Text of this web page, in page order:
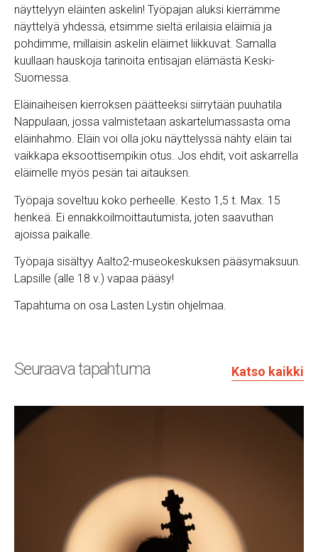
näyttelyyn eläinten askelin! Työpajan aluksi kierrämme
näyttelyä yhdessä, etsimme sieltä erilaisia eläimiä ja
pohdimme, millaisin askelin eläimet liikkuvat. Samalla
kuullaan hauskoja tarinoita entisajan elämästä Keski-
Suomessa.
Eläinaiheisen kierroksen päätteeksi siirrytään puuhatila
Nappulaan, jossa valmistetaan askartelumassasta oma
eläinhahmo. Eläin voi olla joku näyttelyssä nähty eläin tai
vaikkapa eksoottisempikin otus. Jos ehdit, voit askarrella
eläimelle myös pesän tai aitauksen.
Työpaja soveltuu koko perheelle. Kesto 1,5 t. Max. 15
henkeä. Ei ennakkoilmoittautumista, joten saavuthan
ajoissa paikalle.
Työpaja sisältyy Aalto2-museokeskuksen pääsymaksuun.
Lapsille (alle 18 v.) vapaa pääsy!
Tapahtuma on osa Lasten Lystin ohjelmaa.
Seuraava tapahtuma Katso kaikki